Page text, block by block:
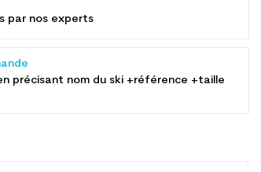
par nos experts
précisant nom du ski +référence +taille